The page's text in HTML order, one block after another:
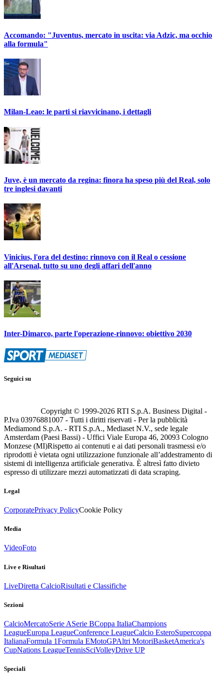
Accomando: "Juventus, mercato in uscita: via Adzic, ma occhio
alla formula"
Milan-Leao: le parti si riavvicinano, i dettagli
Juve, è un mercato da regina: finora ha speso più del Real, solo
tre inglesi davanti
Vinicius, l'ora del destino: rinnovo con il Real o cessione
all'Arsenal, tutto su uno degli affari dell'anno
Inter-Dimarco, parte l'operazione-rinnovo: obiettivo 2030
Seguici su
Copyright © 1999-2026 RTI S.p.A. Business Digital -
P.Iva 03976881007 - Tutti i diritti riservati - Per la pubblicità
Mediamond S.p.A. - RTI S.p.A., Mediaset N.V., sede legale
Amsterdam (Paesi Bassi) - Uffici Viale Europa 46, 20093 Cologno
Monzese (MI)Rispetto ai contenuti e ai dati personali trasmessi e/o
riprodotti è vietata ogni utilizzazione funzionale all’addestramento di
sistemi di intelligenza artificiale generativa. È altresì fatto divieto
espresso di utilizzare mezzi automatizzati di data scraping.
Legal
CorporatePrivacy PolicyCookie Policy
Media
VideoFoto
Live e Risultati
LiveDiretta CalcioRisultati e Classifiche
Sezioni
CalcioMercatoSerie ASerie BCoppa ItaliaChampions
LeagueEuropa LeagueConference LeagueCalcio EsteroSupercoppa
ItalianaFormula 1Formula EMotoGPAltri MotoriBasketAmerica's
CupNations LeagueTennisSciVolleyDrive UP
Speciali